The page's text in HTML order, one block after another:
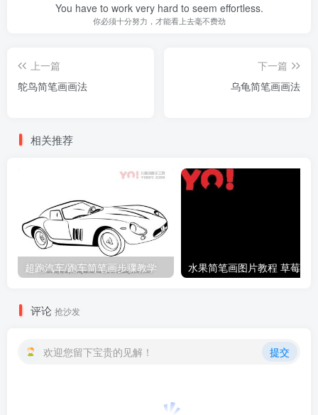
You have to work very hard to seem effortless.
你必须十分努力，才能看上去毫不费劲
上一篇
鸵鸟简笔画画法
下一篇
乌龟简笔画画法
相关推荐
超跑汽车/跑车简笔画步骤教学
评论 抢沙发
欢迎您留下宝贵的见解！ 提交